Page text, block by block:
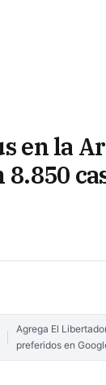
en la
Agrega El
preferidos en